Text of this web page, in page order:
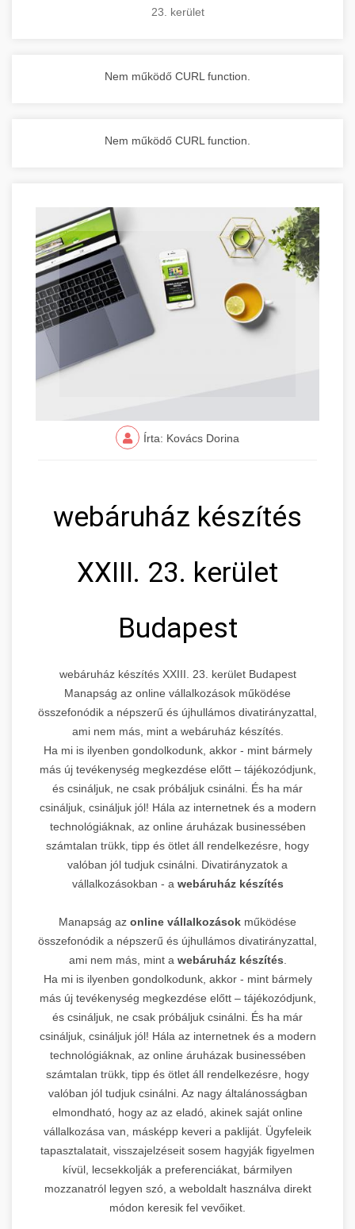
23. kerület
Nem működő CURL function.
Nem működő CURL function.
Írta: Kovács Dorina
webáruház készítés
XXIII. 23. kerület
Budapest
webáruház készítés XXIII. 23. kerület Budapest
Manapság az online vállalkozások működése
összefonódik a népszerű és újhullámos divatirányzattal,
ami nem más, mint a webáruház készítés.
Ha mi is ilyenben gondolkodunk, akkor - mint bármely
más új tevékenység megkezdése előtt – tájékozódjunk,
és csináljuk, ne csak próbáljuk csinálni. És ha már
csináljuk, csináljuk jól! Hála az internetnek és a modern
technológiáknak, az online áruházak businessében
számtalan trükk, tipp és ötlet áll rendelkezésre, hogy
valóban jól tudjuk csinálni. Divatirányzatok a
vállalkozásokban - a webáruház készítés
Manapság az online vállalkozások működése
összefonódik a népszerű és újhullámos divatirányzattal,
ami nem más, mint a webáruház készítés
Ha mi is ilyenben gondolkodunk, akkor - mint bármely
más új tevékenység megkezdése előtt – tájékozódjunk,
és csináljuk, ne csak próbáljuk csinálni. És ha már
csináljuk, csináljuk jól! Hála az internetnek és a modern
technológiáknak, az online áruházak businessében
számtalan trükk, tipp és ötlet áll rendelkezésre, hogy
valóban jól tudjuk csinálni. Az nagy általánosságban
elmondható, hogy az az eladó, akinek saját online
vállalkozása van, másképp keveri a pakliját. Ügyfeleik
tapasztalatait, visszajelzéseit sosem hagyják figyelmen
kívül, lecsekkolják a preferenciákat, bármilyen
mozzanatról legyen szó, a weboldalt használva direkt
módon keresik fel vevőiket.